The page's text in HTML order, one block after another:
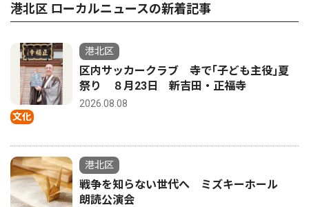
港北区 ローカルニュースの新着記事
文化
港北区
区内サッカークラブ 寺で｢子ども主役｣夏
祭り ８月23日 新吉田・正福寺
2026.08.08
港北区
戦争を知らない世代へ ミズキーホール
朗読公演会